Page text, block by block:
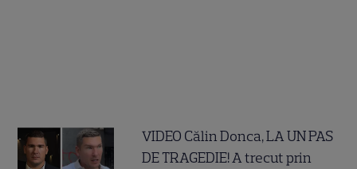
VIDEO Călin Donca, LA UN PAS
DE TRAGEDIE! A trecut prin